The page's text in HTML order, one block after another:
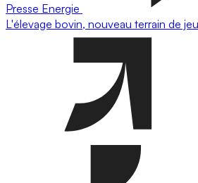
Presse Energie
L'élevage bovin, nouveau terrain de